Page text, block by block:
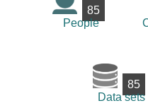
85
People
85
Data sets